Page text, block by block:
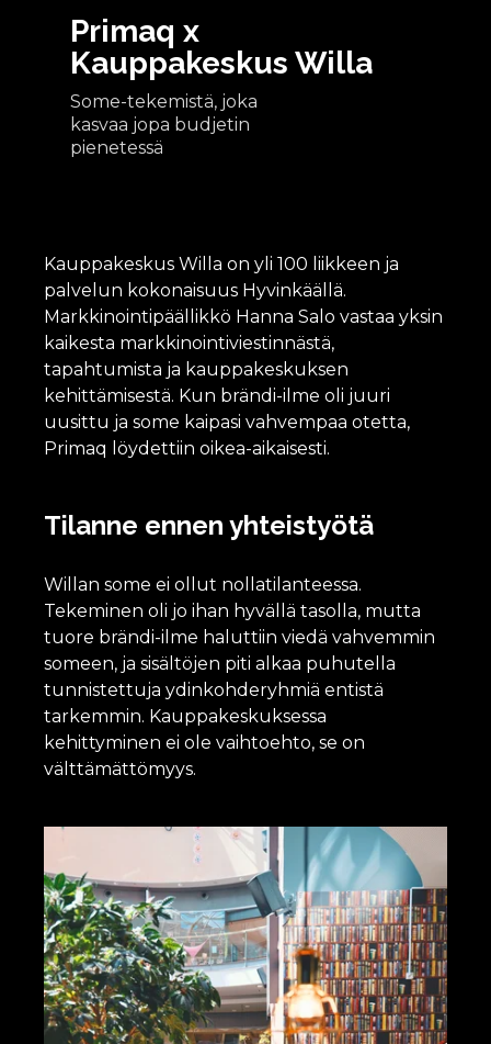
Primaq x
Kauppakeskus Willa
Some-tekemistä, joka
kasvaa jopa budjetin
pienetessä
Kauppakeskus Willa on yli 100 liikkeen ja
palvelun kokonaisuus Hyvinkäällä.
Markkinointipäällikkö Hanna Salo vastaa yksin
kaikesta markkinointiviestinnästä,
tapahtumista ja kauppakeskuksen
kehittämisestä. Kun brändi-ilme oli juuri
uusittu ja some kaipasi vahvempaa otetta,
Primaq löydettiin oikea-aikaisesti.
Tilanne ennen yhteistyötä
Willan some ei ollut nollatilanteessa.
Tekeminen oli jo ihan hyvällä tasolla, mutta
tuore brändi-ilme haluttiin viedä vahvemmin
someen, ja sisältöjen piti alkaa puhutella
tunnistettuja ydinkohderyhmiä entistä
tarkemmin. Kauppakeskuksessa
kehittyminen ei ole vaihtoehto, se on
välttämättömyys.